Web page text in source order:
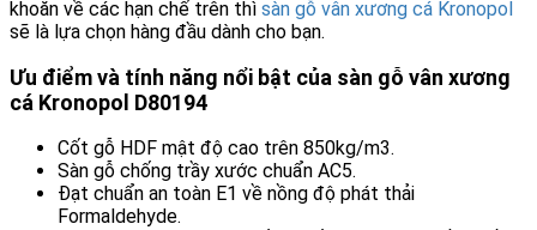
khoăn về các hạn chế trên thì sàn gỗ vân xương cá Kronopol
sẽ là lựa chọn hàng đầu dành cho bạn.
Ưu điểm và tính năng nổi bật của sàn gỗ vân xương
cá Kronopol D80194
Cốt gỗ HDF mật độ cao trên 850kg/m3.
Sàn gỗ chống trầy xước chuẩn AC5.
Đạt chuẩn an toàn E1 về nồng độ phát thải
Formaldehyde.